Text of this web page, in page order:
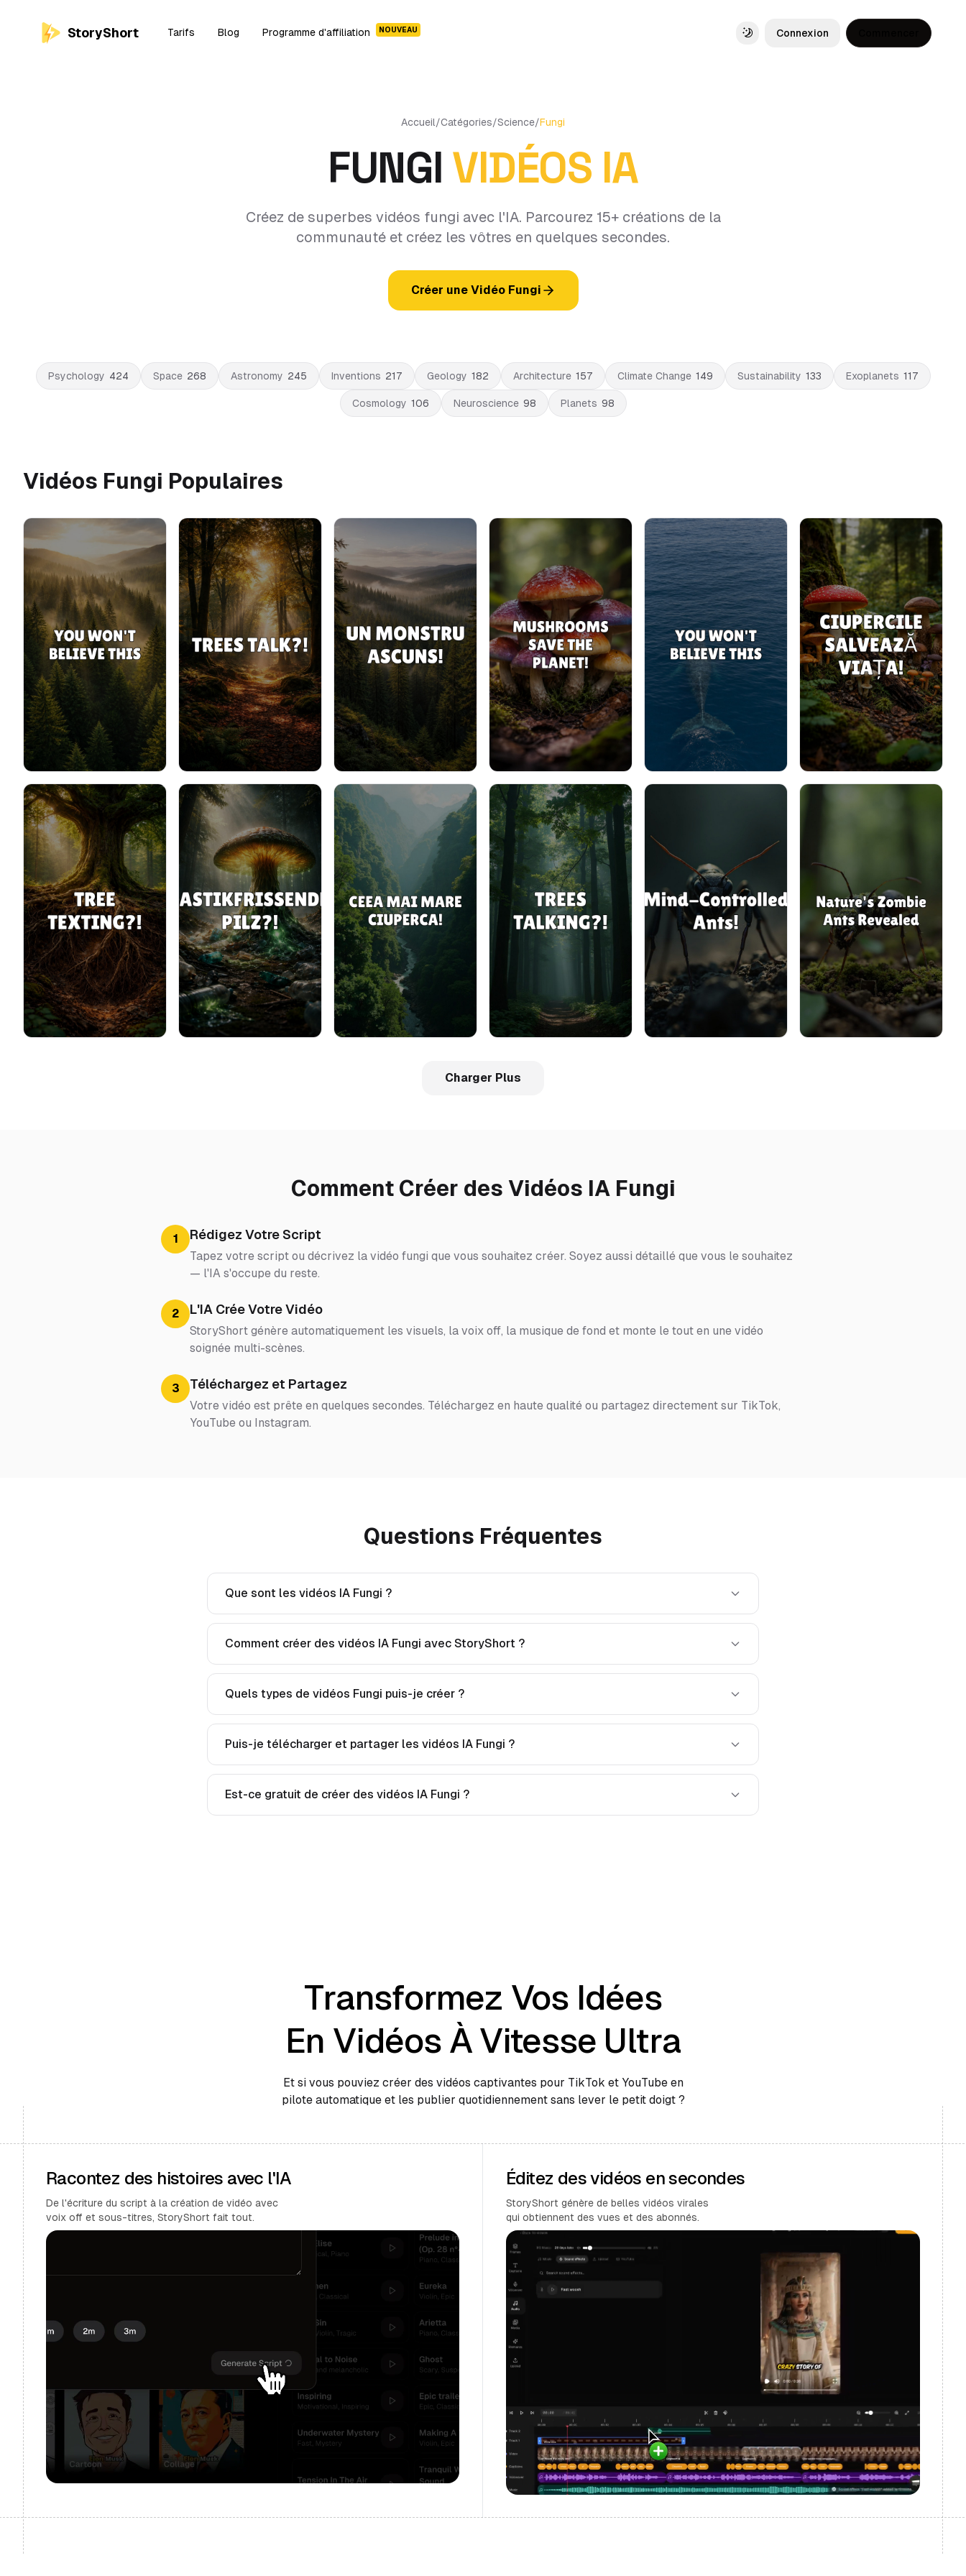
StoryShort Tarifs Blog Programme d'affiliation NOUVEAU
Toggle theme
Connexion
Accueil/Catégories/Science/Fungi
FUNGI VIDÉOS IA
Créez de superbes vidéos fungi avec l'IA. Parcourez 15+ créations de la
communauté et créez les vôtres en quelques secondes.
Créer une Vidéo Fungi
Psychology 424 Space 268 Astronomy 245 Inventions 217 Geology 182 Architecture 157 Climate Change 149 Sustainability 133 Exoplanets 117
Cosmology 106 Neuroscience 98 Planets 98
Vidéos Fungi Populaires
Charger Plus
Comment Créer des Vidéos IA Fungi
1 Rédigez Votre Script
Tapez votre script ou décrivez la vidéo fungi que vous souhaitez créer. Soyez aussi détaillé que vous le souhaitez
— l'IA s'occupe du reste.
2 L'IA Crée Votre Vidéo
StoryShort génère automatiquement les visuels, la voix off, la musique de fond et monte le tout en une vidéo
soignée multi-scènes.
3 Téléchargez et Partagez
Votre vidéo est prête en quelques secondes. Téléchargez en haute qualité ou partagez directement sur TikTok,
YouTube ou Instagram.
Questions Fréquentes
Que sont les vidéos IA Fungi ?
Comment créer des vidéos IA Fungi avec StoryShort ?
Quels types de vidéos Fungi puis-je créer ?
Puis-je télécharger et partager les vidéos IA Fungi ?
Est-ce gratuit de créer des vidéos IA Fungi ?
Transformez Vos Idées
En Vidéos À Vitesse Ultra
Et si vous pouviez créer des vidéos captivantes pour TikTok et YouTube en
pilote automatique et les publier quotidiennement sans lever le petit doigt ?
Racontez des histoires avec l'IA
De l'écriture du script à la création de vidéo avec
voix off et sous-titres, StoryShort fait tout.
Éditez des vidéos en secondes
StoryShort génère de belles vidéos virales
qui obtiennent des vues et des abonnés.